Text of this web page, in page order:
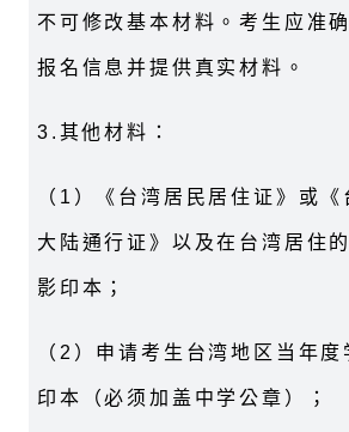
不可修改基本材料。考生应准
报名信息并提供真实材料。
3. 其他材料：
（ 1 ）《台湾居民居住证》或《
大陆通行证》以及在台湾居住
影印本；
（ 2 ）申请考生台湾地区当年度
印本（必须加盖中学公章）；